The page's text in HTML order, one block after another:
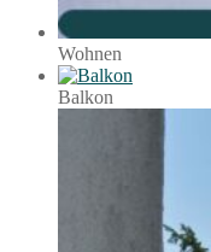
Wohnen
Balkon